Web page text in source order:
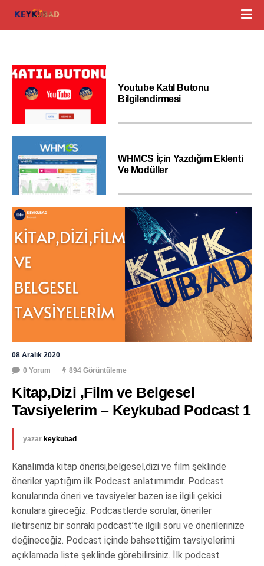
Youtube Katıl Butonu
Bilgilendirmesi
WHMCS İçin Yazdığım Eklenti
Ve Modüller
08 Aralık 2020
0 Yorum
894 Görüntüleme
Kitap,Dizi ,Film ve Belgesel
Tavsiyelerim – Keykubad Podcast 1
yazar keykubad
Kanalımda kitap önerisi,belgesel,dizi ve film şeklinde
öneriler yaptığım ilk Podcast anlatımımdır. Podcast
konularında öneri ve tavsiyeler bazen ise ilgili çekici
konulara gireceğiz. Podcastlerde sorular, öneriler
iletirseniz bir sonraki podcast’te ilgili soru ve önerilerinize
değineceğiz. Podcast içinde bahsettiğim tavsiyelerimi
açıklamada liste şeklinde görebilirsiniz. İlk podcast